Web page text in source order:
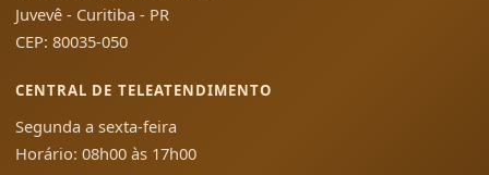
Juvevê - Curitiba - PR
CEP: 80035-050
CENTRAL DE TELEATENDIMENTO
Segunda a sexta-feira
Horário: 08h00 às 17h00